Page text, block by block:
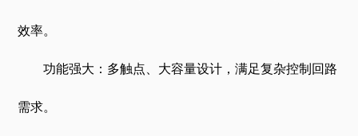
效率。
功能强大：多触点、大容量设计，满足复杂控制回路
需求。